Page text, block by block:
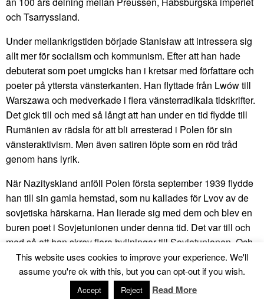
och Tsarryssland.
Under mellankrigstiden började Stanisław att intressera sig
allt mer för socialism och kommunism. Efter att han hade
debuterat som poet umgicks han i kretsar med författare och
poeter på yttersta vänsterkanten. Han flyttade från Lwów till
Warszawa och medverkade i flera vänsterradikala tidskrifter.
Det gick till och med så långt att han under en tid flydde till
Rumänien av rädsla för att bli arresterad i Polen för sin
vänsteraktivism. Men även satiren löpte som en röd tråd
genom hans lyrik.
När Nazityskland anföll Polen första september 1939 flydde
han till sin gamla hemstad, som nu kallades för Lvov av de
sovjetiska härskarna. Han lierade sig med dem och blev en
buren poet i Sovjetunionen under denna tid. Det var till och
med så att han skrev flera hyllningar till Sovjetunionen. Och
han nöjde sig inte med det, utan skrev även en hyllningsdikt
till självaste Stalin. Just det här har lett till att Stanisław Lec
har karaktäriserats som medlöpare till Sovjetunionen och
många vill därför kalla honom för förrädare. Andra, däribland
This website uses cookies to improve your experience. We'll
assume you're ok with this, but you can opt-out if you wish.
Accept Reject Read More